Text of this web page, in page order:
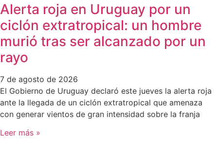
Alerta roja en Uruguay por un
ciclón extratropical: un hombre
murió tras ser alcanzado por un
rayo
7 de agosto de 2026
El Gobierno de Uruguay declaró este jueves la alerta roja
ante la llegada de un ciclón extratropical que amenaza
con generar vientos de gran intensidad sobre la franja
Leer más »